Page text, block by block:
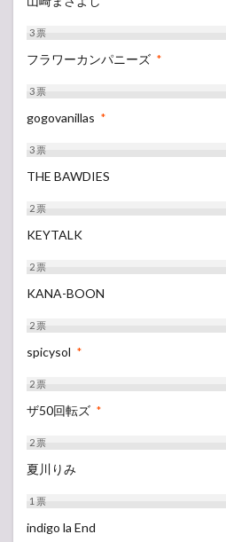
3票
フラワーカンパニーズ *
3票
gogovanillas *
3票
THE BAWDIES
2票
KEYTALK
2票
KANA-BOON
2票
spicysol *
2票
ザ50回転ズ *
2票
夏川りみ
1票
indigo la End